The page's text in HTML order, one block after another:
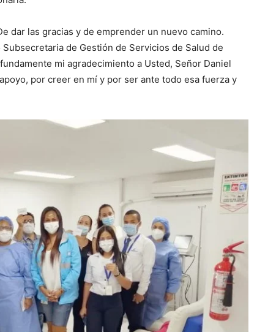
dar las gracias y de emprender un nuevo camino.
de Gestión de Servicios de Salud de
mi agradecimiento a Usted, Señor Daniel
por creer en mí y por ser ante todo esa fuerza y